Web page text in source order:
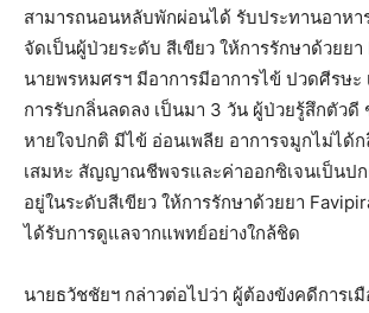
สามารถนอนหลับพักผ่อนได้ รับประทานอาหา
จัดเป็นผู้ป่วยระดับ สีเขียว ให้การรักษาด้วยย
นายพรหมศรฯ มีอาการมีอาการไข้ ปวดศีรษะ
การรับกลิ่นลดลง เป็นมา 3 วัน ผู้ป่วยรู้สึกตัวดี
หายใจปกติ มีไข้ อ่อนเพลีย อาการจมูกไม่ได้
เสมหะ สัญญาณชีพจรและค่าออกซิเจนเป็นป
อยู่ในระดับสีเขียว ให้การรักษาด้วยยา
ได้รับการดูแลจากแพทย์อย่างใกล้ชิด
นายธวัชชัยฯ กล่าวต่อไปว่า ผู้ต้องขังคดีการเ